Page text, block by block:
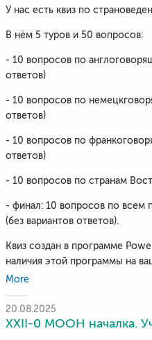
У нас есть квиз по
В нём 5 туров и 50 вопросов:
- 10 вопросов по
ответов)
- 10 вопросов по
ответов)
- 10 вопросов по
ответов)
- 10 вопросов по странам
- финал: 10 вопросов по всем
(без вариантов ответов).
Квиз создан в программе
наличия этой программы на
More
20.08.2025
XXII-0 МООН началка.